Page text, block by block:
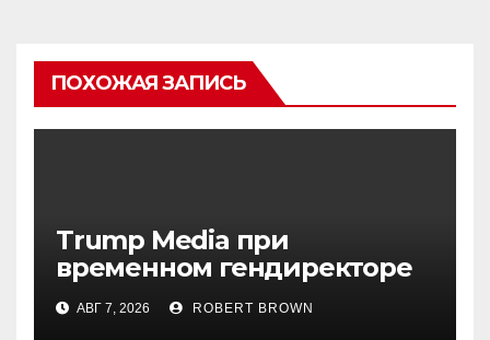
ПОХОЖАЯ ЗАПИСЬ
Trump Media при
временном гендиректоре
МакГерне сократила число
сделок с криптовалютами
АВГ 7, 2026 ROBERT BROWN